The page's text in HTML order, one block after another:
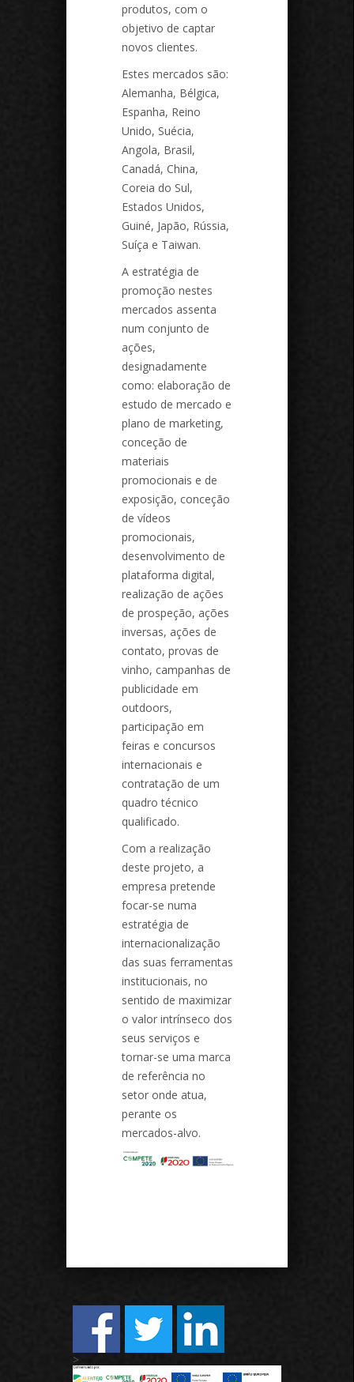
produtos, com o
objetivo de captar
novos clientes.
Estes mercados são:
Alemanha, Bélgica,
Espanha, Reino
Unido, Suécia,
Angola, Brasil,
Canadá, China,
Coreia do Sul,
Estados Unidos,
Guiné, Japão, Rússia,
Suíça e Taiwan.
A estratégia de
promoção nestes
mercados assenta
num conjunto de
ações,
designadamente
como: elaboração de
estudo de mercado e
plano de marketing,
conceção de
materiais
promocionais e de
exposição, conceção
de vídeos
promocionais,
desenvolvimento de
plataforma digital,
realização de ações
de prospeção, ações
inversas, ações de
contato, provas de
vinho, campanhas de
publicidade em
outdoors,
participação em
feiras e concursos
internacionais e
contratação de um
quadro técnico
qualificado.
Com a realização
deste projeto, a
empresa pretende
focar-se numa
estratégia de
internacionalização
das suas ferramentas
institucionais, no
sentido de maximizar
o valor intrínseco dos
seus serviços e
tornar-se uma marca
de referência no
setor onde atua,
perante os
mercados-alvo.
>